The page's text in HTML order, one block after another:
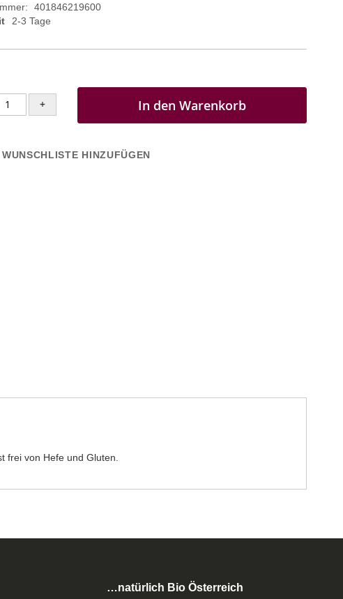
401846219600
2-3 Tage
+ In den Warenkorb
HINZUFÜGEN
frei von Hefe und Gluten.
…natürlich Bio Österreich